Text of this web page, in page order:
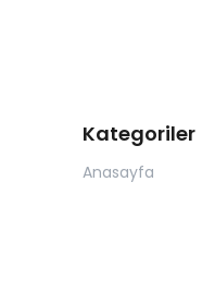
Kategoriler
Anasayfa